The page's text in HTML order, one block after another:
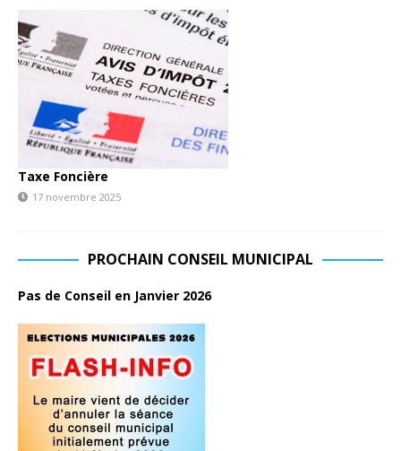
Taxe Foncière
17 novembre 2025
PROCHAIN CONSEIL MUNICIPAL
Pas de Conseil en Janvier 2026